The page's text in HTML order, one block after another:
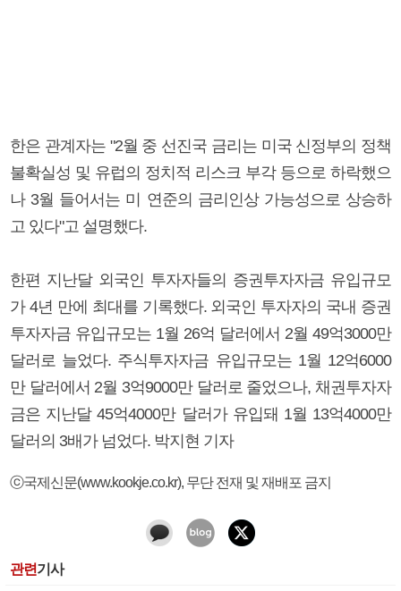
한은 관계자는 "2월 중 선진국 금리는 미국 신정부의 정책
불확실성 및 유럽의 정치적 리스크 부각 등으로 하락했으
나 3월 들어서는 미 연준의 금리인상 가능성으로 상승하
고 있다"고 설명했다.
한편 지난달 외국인 투자자들의 증권투자자금 유입규모
가 4년 만에 최대를 기록했다. 외국인 투자자의 국내 증권
투자자금 유입규모는 1월 26억 달러에서 2월 49억3000만
달러로 늘었다. 주식투자자금 유입규모는 1월 12억6000
만 달러에서 2월 3억9000만 달러로 줄었으나, 채권투자자
금은 지난달 45억4000만 달러가 유입돼 1월 13억4000만
달러의 3배가 넘었다. 박지현 기자
ⓒ국제신문(www.kookje.co.kr), 무단 전재 및 재배포 금지
관련기사